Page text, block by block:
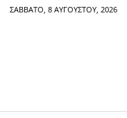
ΣΆΒΒΑΤΟ, 8 ΑΥΓΟΎΣΤΟΥ, 2026